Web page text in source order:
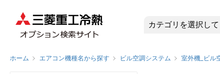
ホーム エアコン機種名から探す ビル空調システム 室外機_ビル